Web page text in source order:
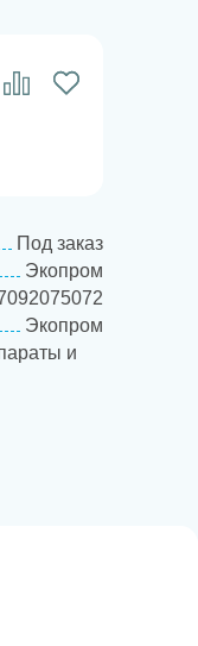
Под заказ
Экопром
Экопром
и